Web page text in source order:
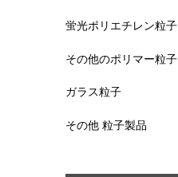
蛍光ポリエチレン粒子
その他のポリマー粒子
ガラス粒子
その他 粒子製品